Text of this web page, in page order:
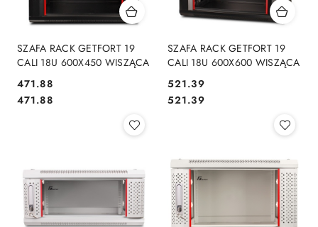
SZAFA RACK GETFORT 19
CALI 18U 600X450 WISZĄCA
Cena:
471.88
Cena:
471.88
SZAFA RACK GETFORT 19
CALI 18U 600X600 WISZĄCA
Cena:
521.39
Cena:
521.39